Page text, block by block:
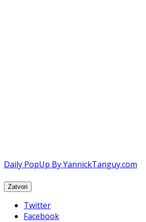
Daily PopUp By YannickTanguy.com
Twitter
Facebook